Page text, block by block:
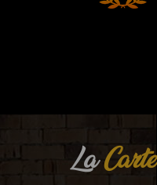
LaCarte